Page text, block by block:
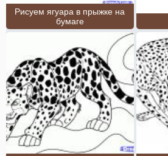
Рисуем ягуара в прыжке на
бумаге